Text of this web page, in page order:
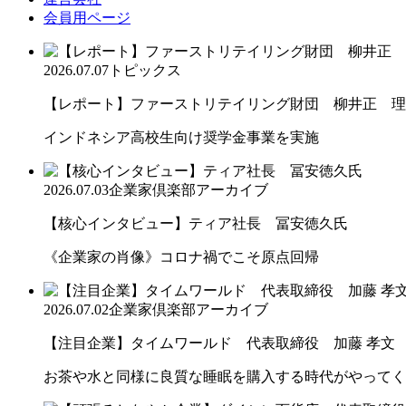
会員用ページ
2026.07.07 トピックス
【レポート】ファーストリテイリング財団 柳井正
インドネシア高校生向け奨学金事業を実施
2026.07.03企業家倶楽部アーカイブ
【核心インタビュー】ティア社長 冨安徳久氏
《企業家の肖像》コロナ禍でこそ原点回帰
2026.07.02企業家倶楽部アーカイブ
【注目企業】タイムワールド 代表取締役 加藤 孝文
お茶や水と同様に良質な睡眠を購入する時代がやって